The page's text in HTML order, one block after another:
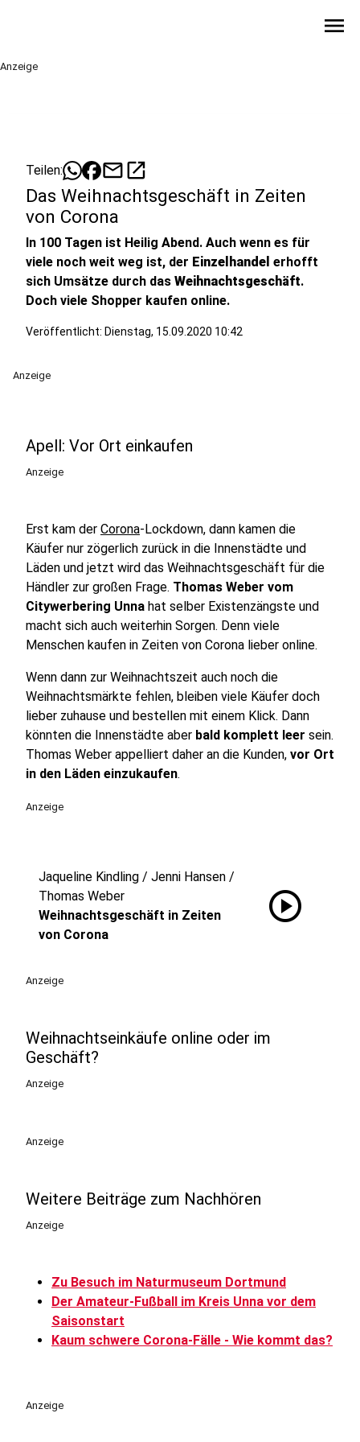
menu
Anzeige
Teilen: mailopen_in_new
Das Weihnachtsgeschäft in Zeiten
von Corona
In 100 Tagen ist Heilig Abend. Auch wenn es für
viele noch weit weg ist, der Einzelhandel erhofft
sich Umsätze durch das Weihnachtsgeschäft.
Doch viele Shopper kaufen online.
Veröffentlicht: Dienstag, 15.09.2020 10:42
Anzeige
Apell: Vor Ort einkaufen
Anzeige
Erst kam der Corona-Lockdown, dann kamen die
Käufer nur zögerlich zurück in die Innenstädte und
Läden und jetzt wird das Weihnachtsgeschäft für die
Händler zur großen Frage. Thomas Weber vom
Citywerbering Unna hat selber Existenzängste und
macht sich auch weiterhin Sorgen. Denn viele
Menschen kaufen in Zeiten von Corona lieber online.
Wenn dann zur Weihnachtszeit auch noch die
Weihnachtsmärkte fehlen, bleiben viele Käufer doch
lieber zuhause und bestellen mit einem Klick. Dann
könnten die Innenstädte aber bald komplett leer sein.
Thomas Weber appelliert daher an die Kunden, vor Ort
in den Läden einzukaufen.
Anzeige
Jaqueline Kindling / Jenni Hansen /
Thomas Weber
Weihnachtsgeschäft in Zeiten
von Corona
play_circle
Anzeige
Weihnachtseinkäufe online oder im
Geschäft?
Anzeige
Anzeige
Weitere Beiträge zum Nachhören
Anzeige
Zu Besuch im Naturmuseum Dortmund
Der Amateur-Fußball im Kreis Unna vor dem
Saisonstart
Kaum schwere Corona-Fälle - Wie kommt das?
Anzeige